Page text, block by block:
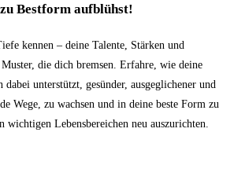
Bestform aufblühst!
kennen – deine Talente, Stärken und
die dich bremsen. Erfahre, wie deine
dabei unterstützt, gesünder, ausgeglichener und
Wege, zu wachsen und in deine beste Form zu
Lebensbereichen neu auszurichten.